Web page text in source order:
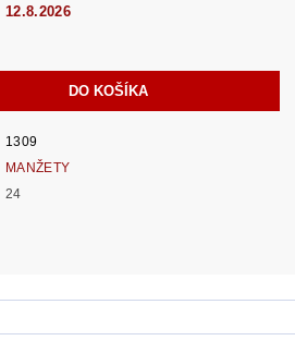
12.8.2026
1309
MANŽETY
24